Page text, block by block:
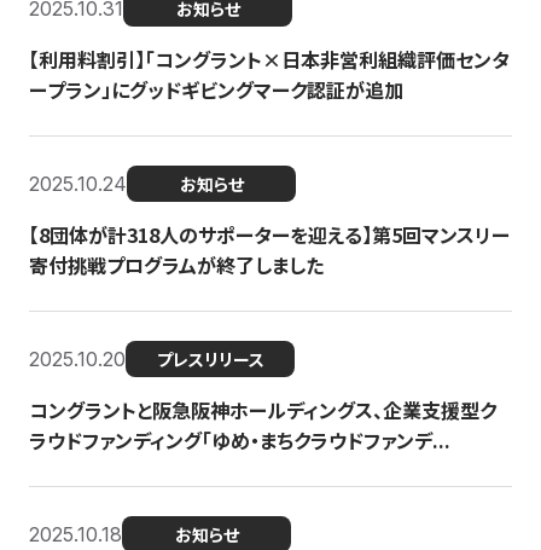
2025.10.31 お知らせ
【利用料割引】「コングラント×日本非営利組織評価センタ
ープラン」にグッドギビングマーク認証が追加
2025.10.24 お知らせ
【8団体が計318人のサポーターを迎える】​​第5回マンスリー
寄付挑戦プログラムが終了しました
2025.10.20 プレスリリース
コングラントと阪急阪神ホールディングス、企業支援型ク
ラウドファンディング「ゆめ・まちクラウドファンデ...
2025.10.18 お知らせ